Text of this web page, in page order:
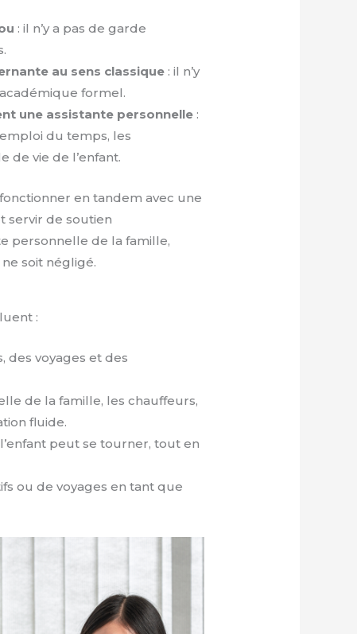
: il n’y a pas de garde
au sens classique : il n’y
formel.
une assistante personnelle :
du temps, les
de vie de l’enfant.
en tandem avec une
servir de soutien
personnelle de la famille,
soit négligé.
:
des voyages et des
de la famille, les chauffeurs,
fluide.
peut se tourner, tout en
ou de voyages en tant que